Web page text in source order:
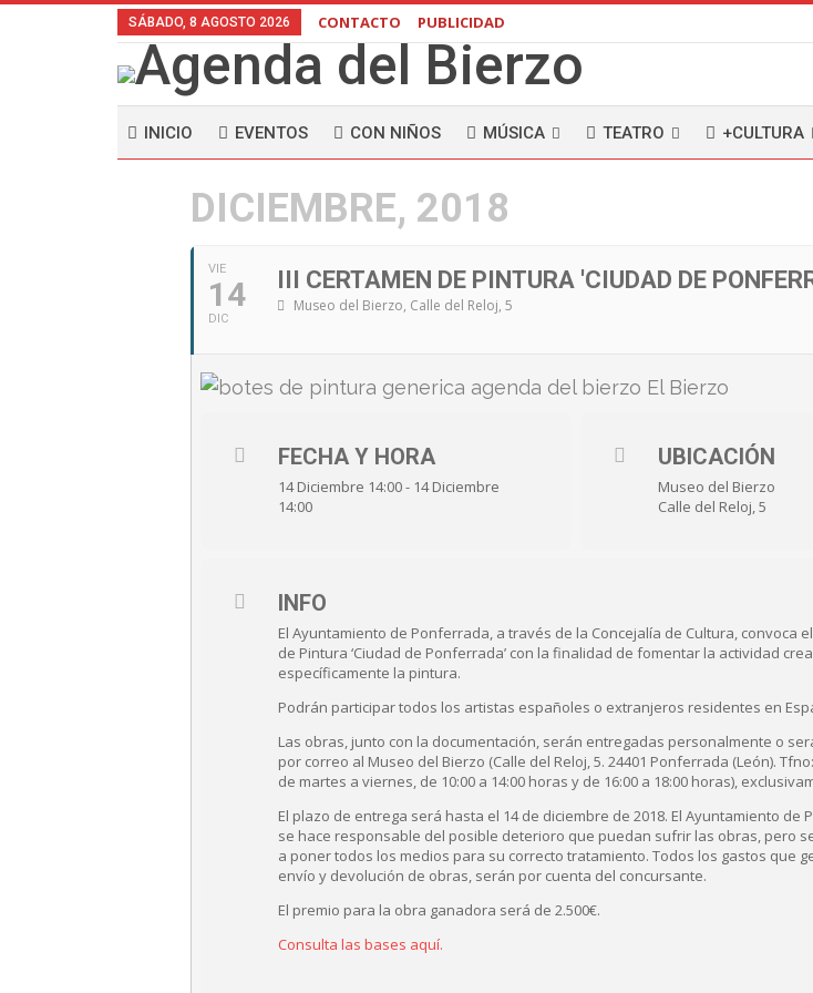
SÁBADO, 8 AGOSTO 2026 CONTACTO PUBLICIDAD
INICIO EVENTOS CON NIÑOS MÚSICA TEATRO +CULTURA
DICIEMBRE, 2018
VIE
14
DIC
III CERTAMEN DE PINTURA 'CIUDAD DE
Museo del Bierzo, Calle del Reloj, 5
FECHA Y HORA
14 Diciembre 14:00 - 14 Diciembre
14:00
UBICACIÓN
Museo del Bierzo
Calle del Reloj, 5
INFO
El Ayuntamiento de Ponferrada, a través de la Concejalía de Cultura, convoca
de Pintura ‘Ciudad de Ponferrada’ con la finalidad de fomentar la actividad
específicamente la pintura.
Podrán participar todos los artistas españoles o extranjeros residentes en
Las obras, junto con la documentación, serán entregadas personalmente o
por correo al Museo del Bierzo (Calle del Reloj, 5. 24401 Ponferrada (León).
de martes a viernes, de 10:00 a 14:00 horas y de 16:00 a 18:00 horas),
El plazo de entrega será hasta el 14 de diciembre de 2018. El Ayuntamiento de
se hace responsable del posible deterioro que puedan sufrir las obras, pero
a poner todos los medios para su correcto tratamiento. Todos los gastos que
envío y devolución de obras, serán por cuenta del concursante.
El premio para la obra ganadora será de 2.500€.
Consulta las bases aquí.